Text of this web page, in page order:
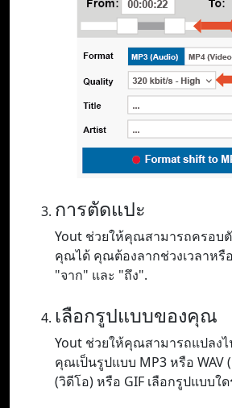
การตัดแปะ
Yout ช่วยให้คุณสามารถครอบ
คุณได้ คุณต้องลากช่วงเวลาหรื
"จาก" และ "ถึง".
เลือกรูปแบบของคุณ
Yout ช่วยให้คุณสามารถแปลงไ
คุณเป็นรูปแบบ MP3 หรือ WAV (
(วิดีโอ) หรือ GIF เลือกรูปแบบใ